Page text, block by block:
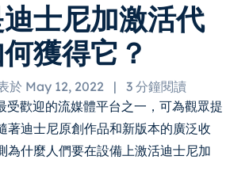
士尼加激活代
獲得它？
於 May 12, 2022 |
3 分鐘閱讀
受歡迎的流媒體平台之一，可為觀眾提
著迪士尼原創作品和新版本的廣泛收
為什麼人們要在設備上激活迪士尼加